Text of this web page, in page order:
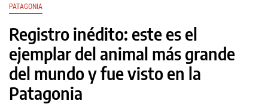
PATAGONIA
Registro inédito: este es el
ejemplar del animal más grande
del mundo y fue visto en la
Patagonia